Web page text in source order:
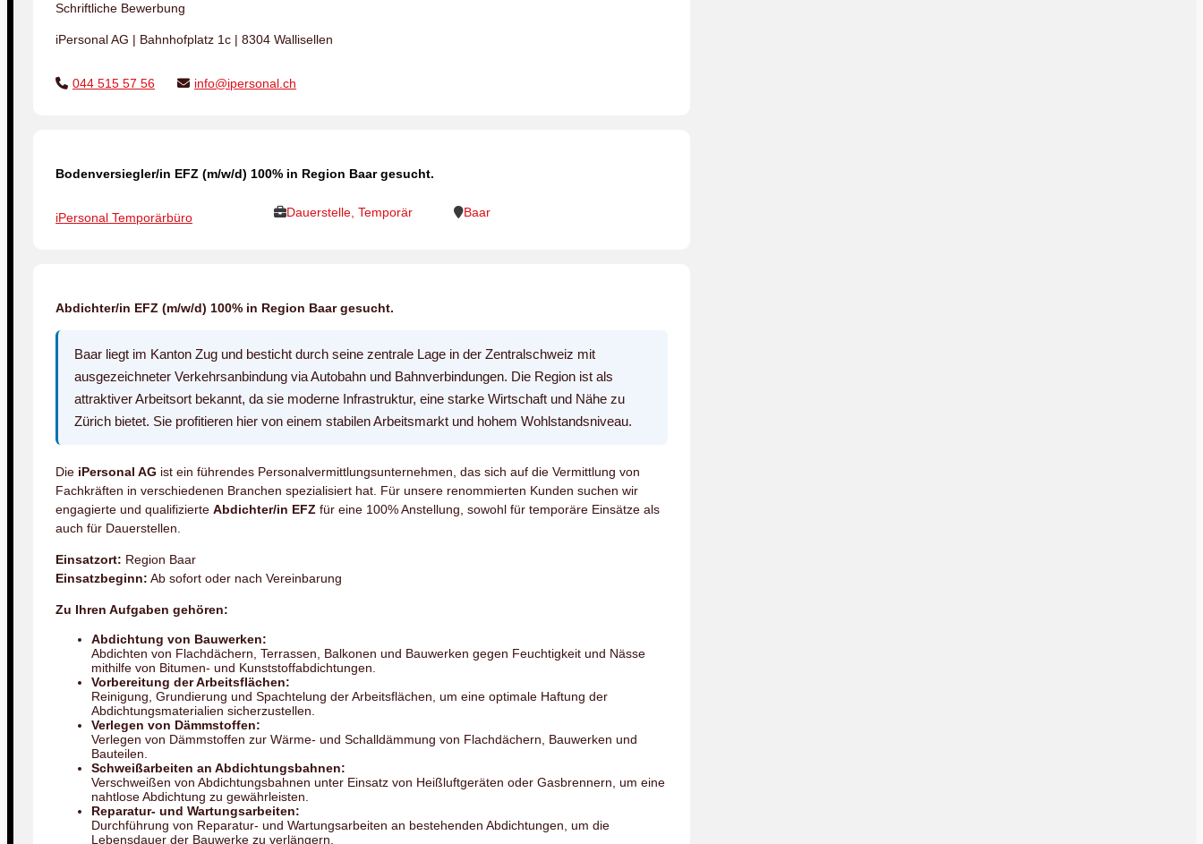
Schriftliche Bewerbung
iPersonal AG | Bahnhofplatz 1c | 8304 Wallisellen
044 515 57 56 info@ipersonal.ch
Bodenversiegler/in EFZ (m/w/d) 100% in Region Baar gesucht.
iPersonal Temporärbüro Dauerstelle, Temporär Baar
Abdichter/in EFZ (m/w/d) 100% in Region Baar gesucht.
Baar liegt im Kanton Zug und besticht durch seine zentrale Lage in der Zentralschweiz mit
ausgezeichneter Verkehrsanbindung via Autobahn und Bahnverbindungen. Die Region ist als
attraktiver Arbeitsort bekannt, da sie moderne Infrastruktur, eine starke Wirtschaft und Nähe zu
Zürich bietet. Sie profitieren hier von einem stabilen Arbeitsmarkt und hohem Wohlstandsniveau.
Die iPersonal AG ist ein führendes Personalvermittlungsunternehmen, das sich auf die Vermittlung von
Fachkräften in verschiedenen Branchen spezialisiert hat. Für unsere renommierten Kunden suchen wir
engagierte und qualifizierte Abdichter/in EFZ für eine 100% Anstellung, sowohl für temporäre Einsätze als
auch für Dauerstellen.
Einsatzort: Region Baar
Einsatzbeginn: Ab sofort oder nach Vereinbarung
Zu Ihren Aufgaben gehören:
Abdichtung von Bauwerken:
Abdichten von Flachdächern, Terrassen, Balkonen und Bauwerken gegen Feuchtigkeit und Nässe
mithilfe von Bitumen- und Kunststoffabdichtungen.
Vorbereitung der Arbeitsflächen:
Reinigung, Grundierung und Spachtelung der Arbeitsflächen, um eine optimale Haftung der
Abdichtungsmaterialien sicherzustellen.
Verlegen von Dämmstoffen:
Verlegen von Dämmstoffen zur Wärme- und Schalldämmung von Flachdächern, Bauwerken und
Bauteilen.
Schweißarbeiten an Abdichtungsbahnen:
Verschweißen von Abdichtungsbahnen unter Einsatz von Heißluftgeräten oder Gasbrennern, um eine
nahtlose Abdichtung zu gewährleisten.
Reparatur- und Wartungsarbeiten:
Durchführung von Reparatur- und Wartungsarbeiten an bestehenden Abdichtungen, um die
Lebensdauer der Bauwerke zu verlängern.